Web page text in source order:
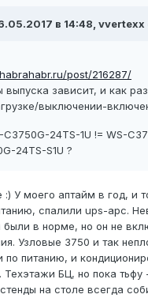
в 14:48, vvertexx
post/216287/
выпуска зависит, и как
выключении-
24TS-1U != WS-
24TS-S1U ?
:) У моего аптайм в год, и
спалили ups-apc.
были в норме, но он не
Узловые 3750 и так
по питанию, и
Техэтажи БЦ, но пока тьфу
на столе всегда